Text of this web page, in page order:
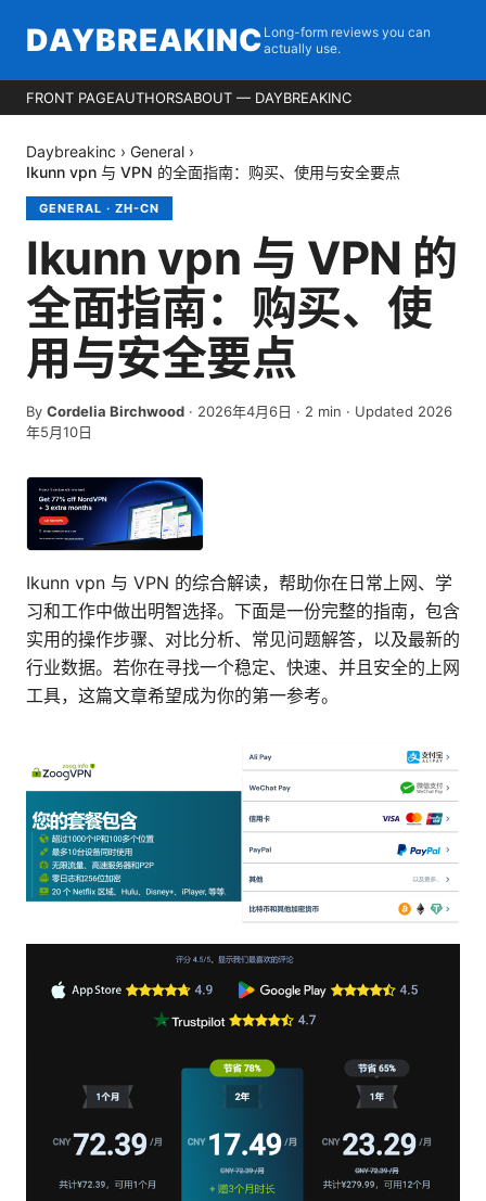
DAYBREAKINC Long-form reviews you can
actually use.
FRONT PAGEAUTHORSABOUT — DAYBREAKINC
Daybreakinc › General ›
Ikunn vpn 与 VPN 的全面指南：购买、使用与安全要点
GENERAL · ZH-CN
Ikunn vpn 与 VPN 的
全面指南：购买、使
用与安全要点
By Cordelia Birchwood · 2026年4月6日 · 2 min · Updated 2026
年5月10日
Ikunn vpn 与 VPN 的综合解读，帮助你在日常上网、学
习和工作中做出明智选择。下面是一份完整的指南，包含
实用的操作步骤、对比分析、常见问题解答，以及最新的
行业数据。若你在寻找一个稳定、快速、并且安全的上网
工具，这篇文章希望成为你的第一参考。